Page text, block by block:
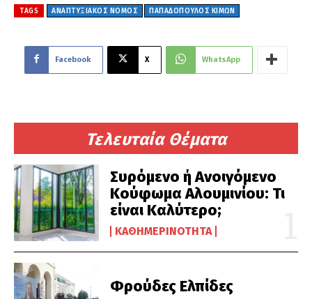
Τελευταία Θέματα
Συρόμενο ή Ανοιγόμενο
Κούφωμα Αλουμινίου: Τι
είναι Καλύτερο;
ΚΑΘΗΜΕΡΙΝΌΤΗΤΑ
Φρούδες Ελπίδες
TAGS ΑΝΑΠΤΥΞΙΑΚΌΣ ΝΌΜΟΣ ΠΑΠΑΔΟΠΟΥΛΟΣ ΚΙΜΩΝ
Facebook X WhatsApp